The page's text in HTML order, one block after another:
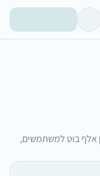
אלף בוט למשתמשים,